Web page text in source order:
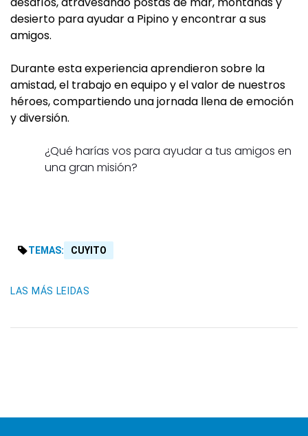
desierto para ayudar a Pipino y encontrar a sus
amigos.
Durante esta experiencia aprendieron sobre la
amistad, el trabajo en equipo y el valor de nuestros
héroes, compartiendo una jornada llena de emoción
y diversión.
¿Qué harías vos para ayudar a tus amigos en
una gran misión?
TEMAS: CUYITO
LAS MÁS LEIDAS